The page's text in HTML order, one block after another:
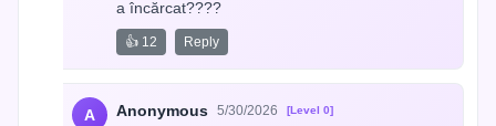
a încărcat????
👍 12 Reply
A Anonymous 5/30/2026 [Level 0]